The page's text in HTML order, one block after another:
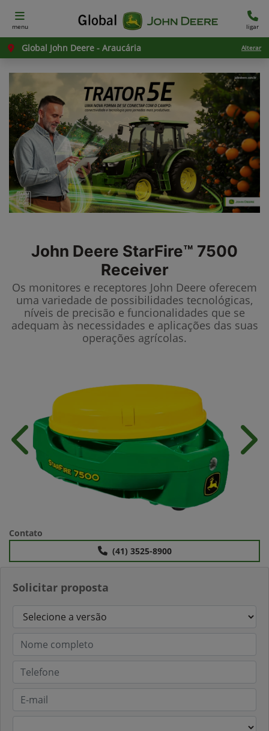
menu ligar
Global John Deere - Araucária Alterar
John Deere StarFire™ 7500
Receiver
Os monitores e receptores John Deere oferecem
uma variedade de possibilidades tecnológicas,
níveis de precisão e funcionalidades que se
adequam às necessidades e aplicações das suas
operações agrícolas.
Solicitar proposta
Anterior
Contato
(41) 3525-8900